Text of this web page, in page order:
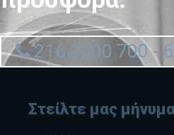
216 3000 700 -
Στείλτε μας